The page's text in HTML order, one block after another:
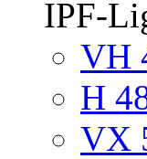
IPF-
VH
H
VX